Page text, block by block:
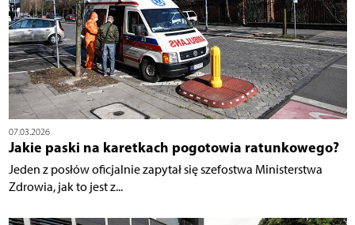
07.03.2026
Jakie paski na karetkach pogotowia ratunkowego?
Jeden z posłów oficjalnie zapytał się szefostwa Ministerstwa
Zdrowia, jak to jest z...